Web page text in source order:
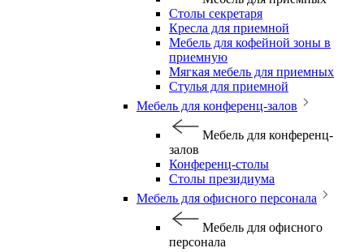
Столы секретаря
Кресла для приемной
Мебель для кофейной зоны в
приемную
Мягкая мебель для приемных
Стулья для приемной
Мебель для конференц-залов
Мебель для конференц-
залов
Конференц-столы
Столы президиума
Мебель для офисного персонала
Мебель для офисного
персонала